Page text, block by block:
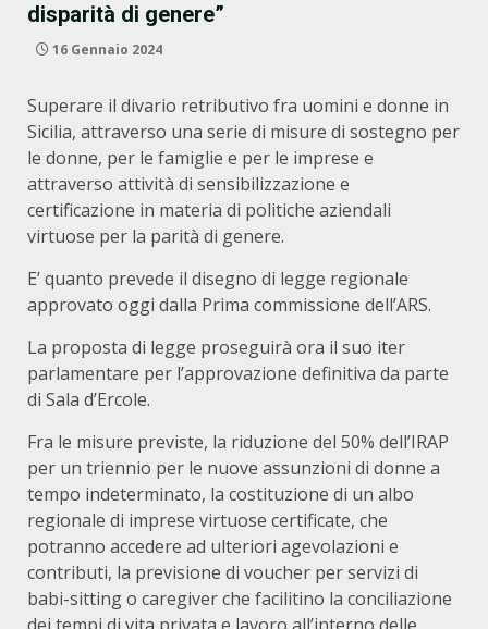
disparità di genere”
16 Gennaio 2024
Superare il divario retributivo fra uomini e donne in
Sicilia, attraverso una serie di misure di sostegno per
le donne, per le famiglie e per le imprese e
attraverso attività di sensibilizzazione e
certificazione in materia di politiche aziendali
virtuose per la parità di genere.
E’ quanto prevede il disegno di legge regionale
approvato oggi dalla Prima commissione dell’ARS.
La proposta di legge proseguirà ora il suo iter
parlamentare per l’approvazione definitiva da parte
di Sala d’Ercole.
Fra le misure previste, la riduzione del 50% dell’IRAP
per un triennio per le nuove assunzioni di donne a
tempo indeterminato, la costituzione di un albo
regionale di imprese virtuose certificate, che
potranno accedere ad ulteriori agevolazioni e
contributi, la previsione di voucher per servizi di
babi-sitting o caregiver che facilitino la conciliazione